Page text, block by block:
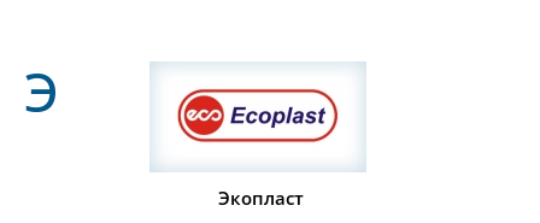
Э
Экопласт